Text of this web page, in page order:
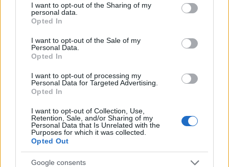
not limited to your visit or usage behaviour. You may click to
grant or deny consent to Google and its third-party tags to
use your data for below specified purposes in below Google
consent section.
I want to opt-out of the Sharing of my
personal data.
Opted In
I want to opt-out of the Sale of my
Personal Data.
Opted In
I want to opt-out of processing my
Personal Data for Targeted Advertising.
Opted In
I want to opt-out of Collection, Use,
Retention, Sale, and/or Sharing of my
Personal Data that Is Unrelated with the
Purposes for which it was collected.
Opted Out
Google consents
Continua a leggere
ESG NEWS